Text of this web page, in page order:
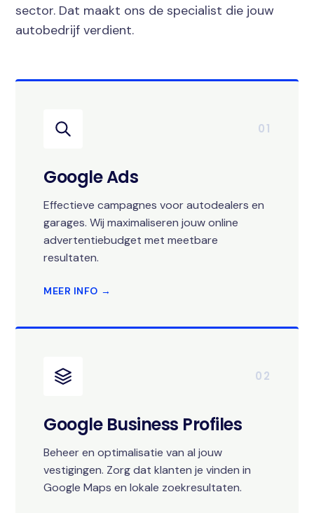
sector. Dat maakt ons de specialist die jouw
autobedrijf verdient.
01
Google Ads
Effectieve campagnes voor autodealers en
garages. Wij maximaliseren jouw online
advertentiebudget met meetbare
resultaten.
MEER INFO →
02
Google Business Profiles
Beheer en optimalisatie van al jouw
vestigingen. Zorg dat klanten je vinden in
Google Maps en lokale zoekresultaten.